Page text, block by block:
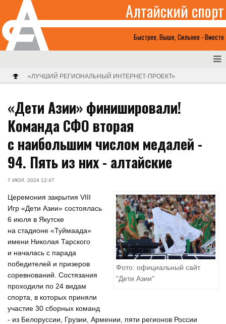
Быстрее, Выше, Сильнее - Вместе
Алтайский спорт
«ЛУЧШИЙ РЕГИОНАЛЬНЫЙ ИНТЕРНЕТ-ПРОЕКТ»
«Дети Азии» финишировали!
Команда СФО вторая
с наибольшим числом медалей -
94. Пять из них - алтайские
7 ИЮЛ. 2024 12:47
Фото: официальный сайт
"Дети Азии"
Церемония закрытия VIII
Игр «Дети Азии» состоялась
6 июля в Якутске
на стадионе «Туймаада»
имени Николая Тарского
и началась с парада
победителей и призеров
соревнований. Состязания
проходили по 24 видам
спорта, в которых приняли
участие 30 сборных команд
- из Белоруссии, Грузии, Армении, пяти регионов России